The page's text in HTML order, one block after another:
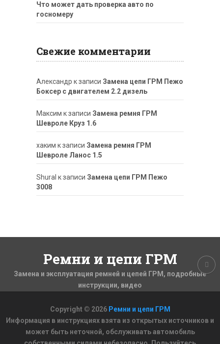
Что может дать проверка авто по
госномеру
Свежие комментарии
Александр к записи Замена цепи ГРМ Пежо
Боксер с двигателем 2.2 дизель
Максим к записи Замена ремня ГРМ
Шевроле Круз 1.6
хаким к записи Замена ремня ГРМ
Шевроле Ланос 1.5
ShuraI к записи Замена цепи ГРМ Пежо
3008
Ремни и цепи ГРМ
Замена и эксплуатация ремней и цепей ГРМ, подробные
инструкции, видео
Copyright © 2026 Ремни и цепи ГРМ
Информация в инструкциях взята из открытых источников и
может быть неточной, обслуживать автомобиль